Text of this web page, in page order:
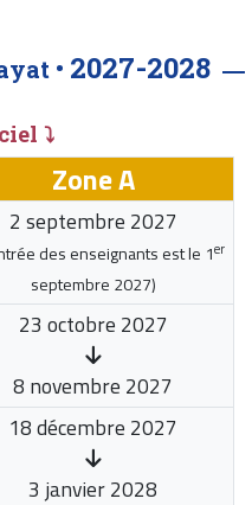
• 2027-2028
⤵
Zone A
2 septembre 2027
des enseignants est le 1er
septembre 2027)
23 octobre 2027
8 novembre 2027
18 décembre 2027
3 janvier 2028